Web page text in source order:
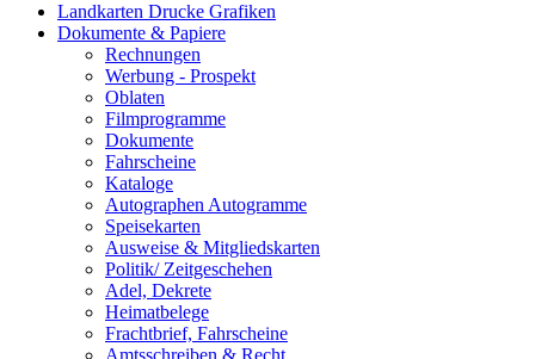
Landkarten Drucke Grafiken
Dokumente & Papiere
Rechnungen
Werbung - Prospekt
Oblaten
Filmprogramme
Dokumente
Fahrscheine
Kataloge
Autographen Autogramme
Speisekarten
Ausweise & Mitgliedskarten
Politik/ Zeitgeschehen
Adel, Dekrete
Heimatbelege
Frachtbrief, Fahrscheine
Amtsschreiben & Recht